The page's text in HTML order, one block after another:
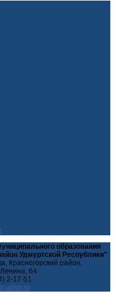
образования
Удмуртской Республики"
Красногорский район,
Ленина, 64
2-17-51